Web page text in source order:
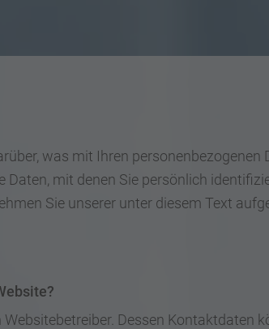
was mit Ihren personenbezogenen
mit denen Sie persönlich
Sie unserer unter diesem Text
Dessen Kontaktdaten